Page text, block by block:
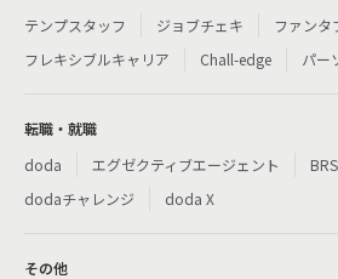
テンプスタッフ
ジョブチェキ
ファンタ
フレキシブルキャリア
Chall-edge パー
転職・就職
doda
エグゼクティブエージェント BRS
dodaチャレンジ
doda X
その他